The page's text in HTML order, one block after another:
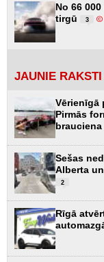
No 66
tirgū
3
JAUNIE RAKSTI
Vērienīgā
Pirmās
brauciena
Sešas
Alberta
2
Rīgā